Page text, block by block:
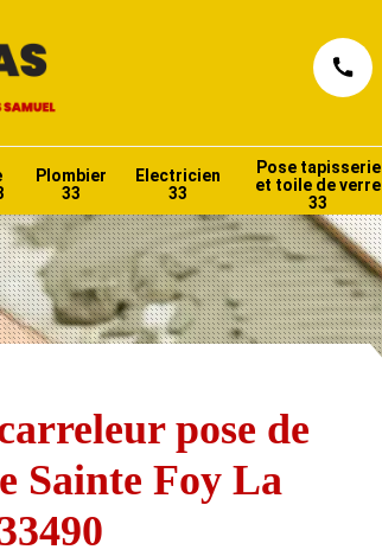
Plombier
33
Electricien
33
Pose tapisserie
et toile de verre
33
pose de
Sainte Foy La